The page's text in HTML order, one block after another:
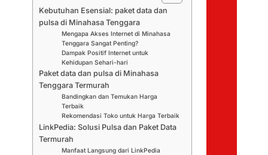
Kebutuhan Esensial: paket data dan
pulsa di Minahasa Tenggara
Mengapa Akses Internet di Minahasa
Tenggara Sangat Penting?
Dampak Positif Internet untuk
Kehidupan Sehari-hari
Paket data dan pulsa di Minahasa
Tenggara Termurah
Bandingkan dan Temukan Harga
Terbaik
Rekomendasi Toko untuk Harga Terbaik
LinkPedia: Solusi Pulsa dan Paket Data
Termurah
Manfaat Langsung dari LinkPedia